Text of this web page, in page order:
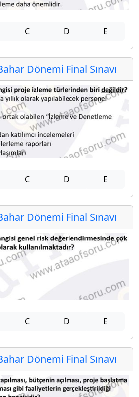
C D E
Dönemi Final Sınavı
C D E
Dönemi Final Sınavı
C D E
Dönemi Final Sınavı